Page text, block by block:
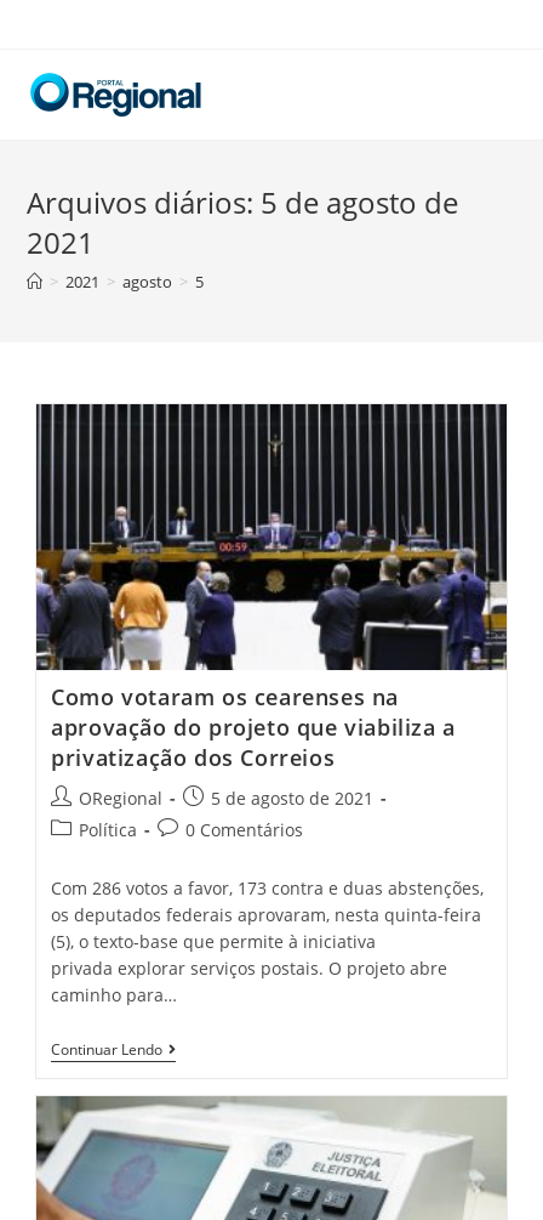
content
Arquivos diários: 5 de agosto de
2021
> 2021 > agosto > 5
Como votaram os cearenses na
aprovação do projeto que viabiliza a
privatização dos Correios
Post
author:
ORegional
Post
published:
5 de agosto de 2021
PostPolítica
Post0 Comentários
Com 286 votos a favor, 173 contra e duas abstenções,
os deputados federais aprovaram, nesta quinta-feira
(5), o texto-base que permite à iniciativa
privada explorar serviços postais. O projeto abre
caminho para…
Continuar LendoComo
Votaram
Cearenses
Aprovação
Projeto
Que